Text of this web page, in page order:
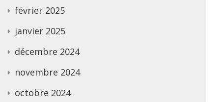
février 2025
janvier 2025
décembre 2024
novembre 2024
octobre 2024